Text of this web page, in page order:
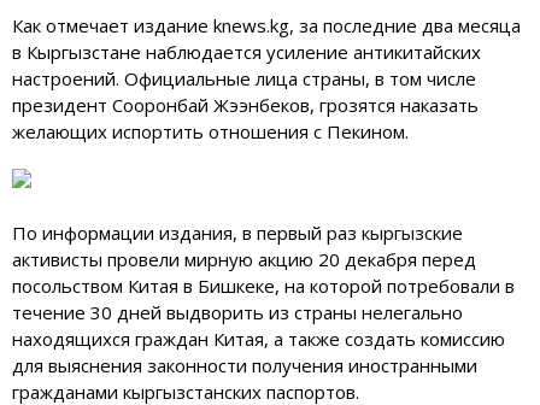
Как отмечает издание knews.kg, за последние два месяца
в Кыргызстане наблюдается усиление антикитайских
настроений. Официальные лица страны, в том числе
президент Сооронбай Жээнбеков, грозятся наказать
желающих испортить отношения с Пекином.
По информации издания, в первый раз кыргызские
активисты провели мирную акцию 20 декабря перед
посольством Китая в Бишкеке, на которой потребовали в
течение 30 дней выдворить из страны нелегально
находящихся граждан Китая, а также создать комиссию
для выяснения законности получения иностранными
гражданами кыргызстанских паспортов.